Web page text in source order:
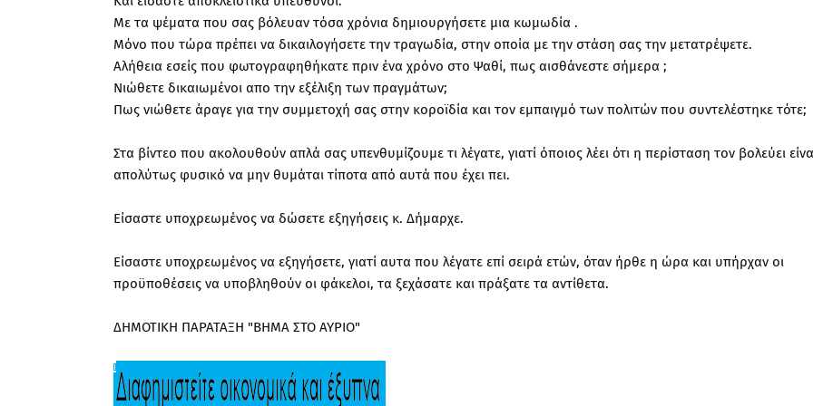
Με τα ψέματα που σας βόλευαν τόσα χρόνια δημιουργήσετε μια κωμωδία .
Μόνο που τώρα πρέπει να δικαιλογήσετε την τραγωδία, στην οποία με την στάση σας την μετατρέψετε.
Αλήθεια εσείς που φωτογραφηθήκατε πριν ένα χρόνο στο Ψαθί, πως αισθάνεστε σήμερα ;
Νιώθετε δικαιωμένοι απο την εξέλιξη των πραγμάτων;
Πως νιώθετε άραγε για την συμμετοχή σας στην κοροϊδία και τον εμπαιγμό των πολιτών που συντελέστηκε τότε;
Στα βίντεο που ακολουθούν απλά σας υπενθυμίζουμε τι λέγατε, γιατί όποιος λέει ότι η περίσταση τον βολεύει
απολύτως φυσικό να μην θυμάται τίποτα από αυτά που έχει πει.
Είσαστε υποχρεωμένος να δώσετε εξηγήσεις κ. Δήμαρχε.
Είσαστε υποχρεωμένος να εξηγήσετε, γιατί αυτα που λέγατε επί σειρά ετών, όταν ήρθε η ώρα και υπήρχαν οι
προϋποθέσεις να υποβληθούν οι φάκελοι, τα ξεχάσατε και πράξατε τα αντίθετα.
ΔΗΜΟΤΙΚΗ ΠΑΡΑΤΑΞΗ "ΒΗΜΑ ΣΤΟ ΑΥΡΙΟ"